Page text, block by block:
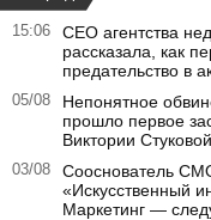
15:06
CEO агентства
рассказала, как
предательство в
05/08
Непонятное
прошло первое
Виктории Стуковой
03/08
Сооснователь
«Искусственный
Маркетинг —